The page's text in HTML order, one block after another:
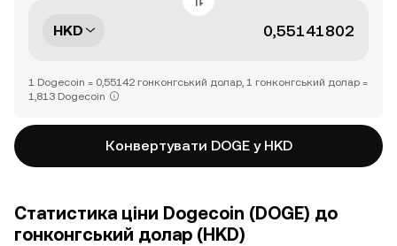
HKD
1 Dogecoin = 0,55142 гонконгський долар, 1 гонконгський долар =
1,813 Dogecoin
Конвертувати DOGE у HKD
Статистика ціни Dogecoin (DOGE) до
гонконгський долар (HKD)